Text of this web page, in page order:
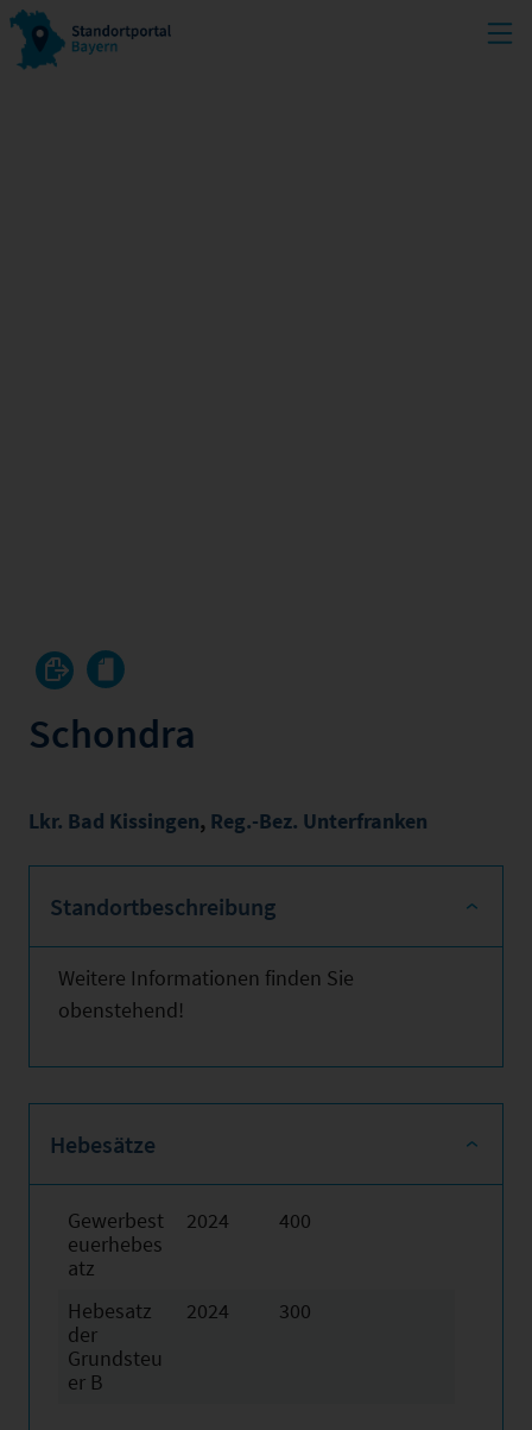
Schondra
Lkr. Bad Kissingen, Reg.-Bez. Unterfranken
Standortbeschreibung
Weitere Informationen finden Sie
obenstehend!
Hebesätze
Gewerbest
euerhebes
atz
2024 400
Hebesatz
der
Grundsteu
er B
2024 300